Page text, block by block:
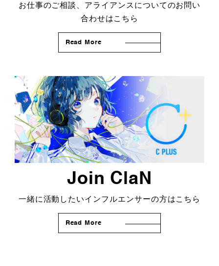
お仕事のご相談、アライアンスについてのお問い
合わせはこちら
Read More
Join ClaN
一緒に活動したいインフルエンサーの方はこちら
Read More